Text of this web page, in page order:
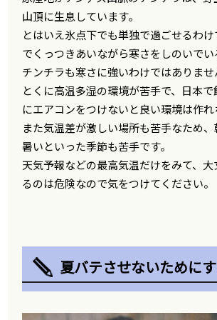
山頂に生息しています。
とはいえ氷点下でも単独で過ごせるわ
でくっつきあいながら寒さをしのいで
チンチラも寒さに強いわけではありませ
とくに高温多湿の環境が苦手で、日本
にエアコンをつけないと良い環境は作れ
また気温差が激しい場所も苦手なため
暑いといった季節も苦手です。
天気予報などの最高気温だけをみて、
るのは危険なので気をつけてください。
夏バテさせないために